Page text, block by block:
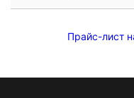
Прайс-лист